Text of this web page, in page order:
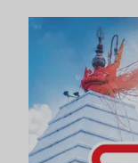
एवं इनोवेशन हब